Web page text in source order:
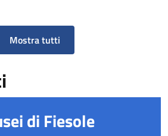
Mostra tutti
di Fiesole